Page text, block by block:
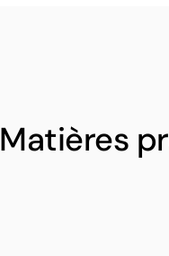
Matières